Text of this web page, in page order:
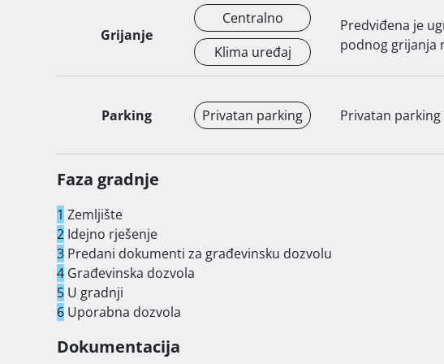
u tijeku je ugradnja namještaja, pa će cijena biti uvećana za
Grijanje
Centralno
Klima uređaj
Predviđena je
podnog grijanja
Parking Privatan parking Privatan
Faza gradnje
1 Zemljište
2Idejno rješenje
3Predani dokumenti za građevinsku dozvolu
4Građevinska dozvola
5U gradnji
6Uporabna dozvola
Dokumentacija